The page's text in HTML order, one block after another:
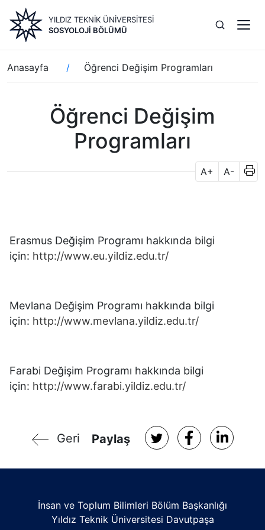
içeriğe
atla
YILDIZ TEKNİK ÜNİVERSİTESİ
SOSYOLOJI BÖLÜMÜ
Sayfa
yolu
Anasayfa Öğrenci Değişim Programları
Öğrenci Değişim
Programları
A+ A-
Erasmus Değişim Programı hakkında bilgi
için: http://www.eu.yildiz.edu.tr/
Mevlana Değişim Programı hakkında bilgi
için: http://www.mevlana.yildiz.edu.tr/
Farabi Değişim Programı hakkında bilgi
için: http://www.farabi.yildiz.edu.tr/
Geri Paylaş
İnsan ve Toplum Bilimleri Bölüm Başkanlığı
Yıldız Teknik Üniversitesi Davutpaşa